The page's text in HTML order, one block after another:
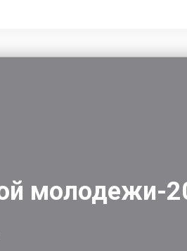
молодежи-